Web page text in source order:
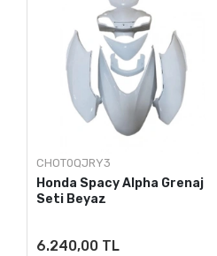
CHOT0QJRY3
Honda Spacy Alpha Grenaj
Seti Beyaz
6.240,00 TL